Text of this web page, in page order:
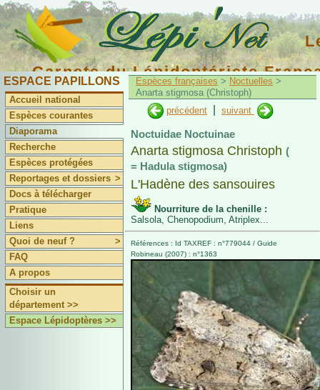
Carnets du Lépidoptériste
ESPACE PAPILLONS
Accueil national
Espèces courantes
Diaporama
Recherche
Espèces protégées
Reportages et dossiers >
Docs à télécharger
Pratique
Liens
Quoi de neuf ?
>
FAQ
A propos
Choisir un
département >>
Espace Lépidoptères >>
Espèces françaises > Noctuelles >
Anarta stigmosa (Christoph)
précédent
suivant
Noctuidae Noctuinae
Anarta stigmosa Christoph (
= Hadula stigmosa)
L'Hadène des sansouires
Nourriture de la chenille :
Salsola, Chenopodium, Atriplex...
Références : Id TAXREF : n°779044 / Guide
Robineau (2007) : n°1363